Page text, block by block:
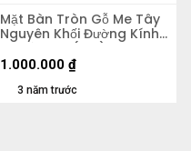
Mặt Bàn Tròn Gỗ Me Tây
Nguyên Khối Đường Kính
58 Dày 5,5 (cm)
3 năm trước
1.000.000 ₫